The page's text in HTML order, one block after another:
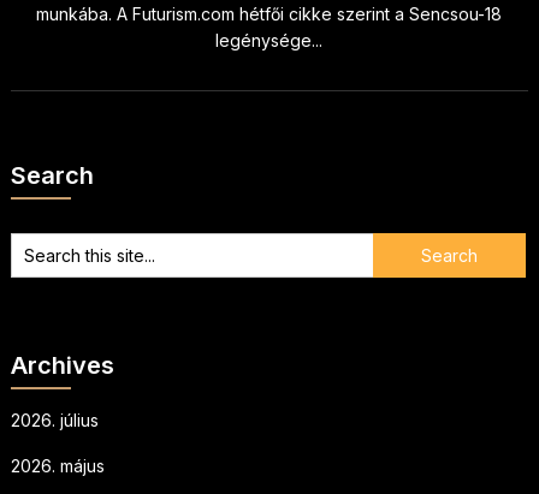
munkába. A Futurism.com hétfői cikke szerint a Sencsou-18
legénysége...
Search
Archives
2026. július
2026. május